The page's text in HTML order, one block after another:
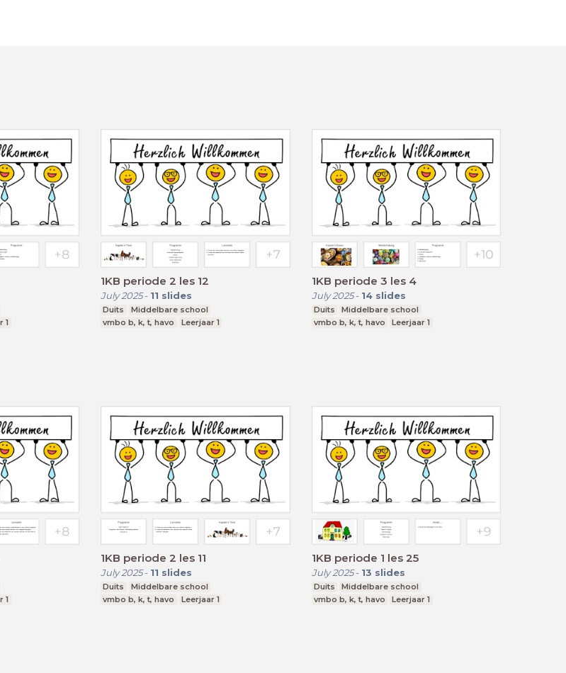
1
1KB periode 2 les 12
July 2025- 11 slides
Duits
Middelbare school
vmbo b, k, t, havo
Leerjaar 1
1KB periode 3 les 4
July 2025- 14 slides
Duits
Middelbare school
vmbo b, k, t, havo
Leerjaar 1
1
1KB periode 2 les 11
July 2025- 11 slides
Duits
Middelbare school
vmbo b, k, t, havo
Leerjaar 1
1KB periode 1 les 25
July 2025- 13 slides
Duits
Middelbare school
vmbo b, k, t, havo
Leerjaar 1